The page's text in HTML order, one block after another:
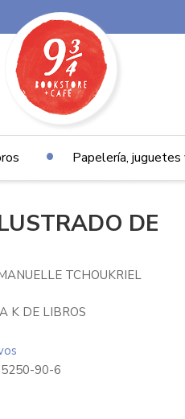
Papelería,
DE
TCHOUKRIEL
K DE LIBROS
90-6